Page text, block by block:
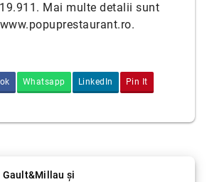
Mai multe detalii sunt
www.popuprestaurant.ro.
Whatsapp LinkedIn Pin It
și